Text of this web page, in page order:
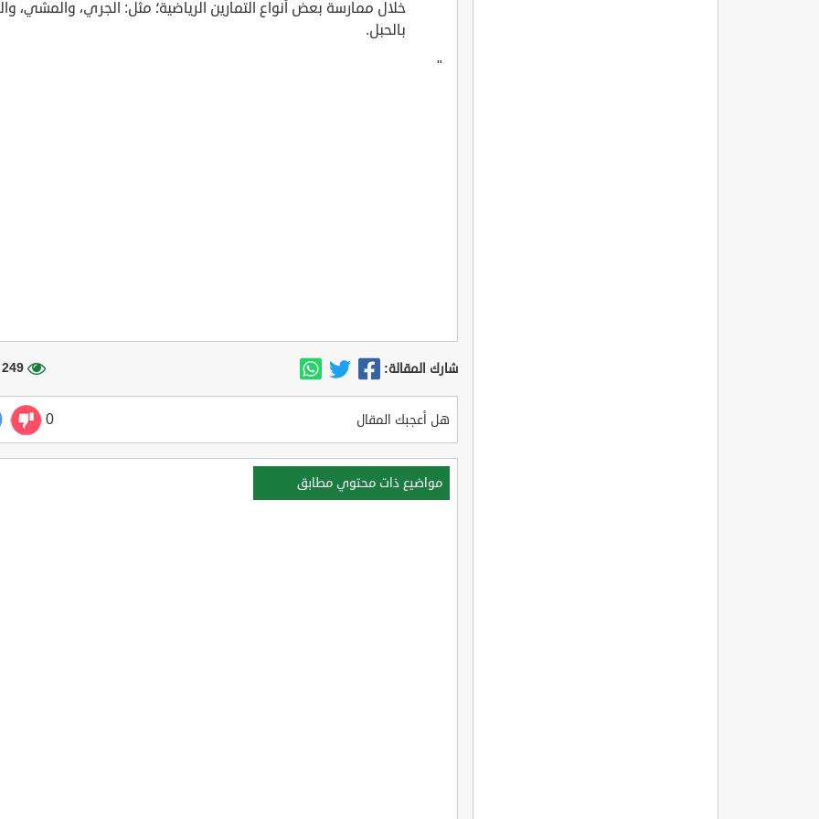
خلال ممارسة بعض أنواع التمارين الرياضية؛ مثل: الجري، والمشي،
بالحبل.
"
شارك المقالة: 249 مشاهدة
هل أعجبك المقال 0
مواضيع ذات محتوي مطابق